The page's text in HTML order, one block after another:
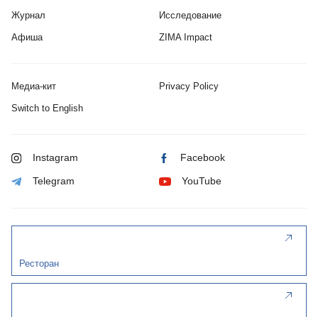
Журнал
Афиша
Исследование
ZIMA Impact
Медиа-кит Privacy Policy
Switch to English
Instagram Facebook
Telegram YouTube
Ресторан